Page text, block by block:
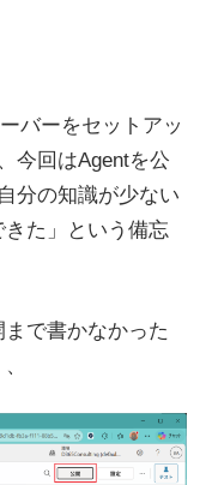
バーをセットアッ
今回はAgentを公
分の知識が少ない
た」という備忘
で書かなかった